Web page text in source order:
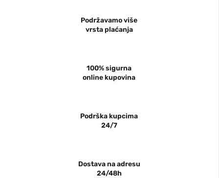
Podržavamo više
vrsta plaćanja
100% sigurna
online kupovina
Podrška kupcima
24/7
Dostava na adresu
24/48h